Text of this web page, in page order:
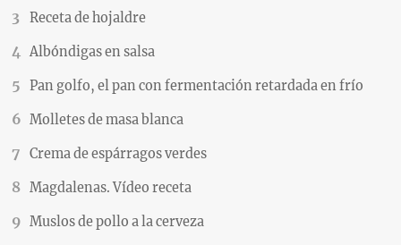
Receta de hojaldre
Albóndigas en salsa
Pan golfo, el pan con fermentación retardada en frío
Molletes de masa blanca
Crema de espárragos verdes
Magdalenas. Vídeo receta
Muslos de pollo a la cerveza